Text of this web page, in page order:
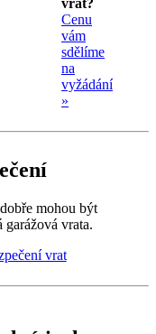
vrat?
Cenu
vám
sdělíme
na
vyžádání
»
mohou být
garážová vrata.
vrat